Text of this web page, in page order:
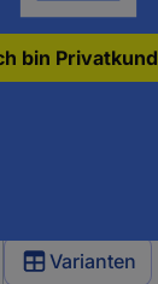
bin
Varianten